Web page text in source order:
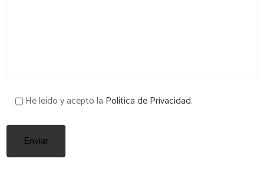
He leído y acepto la Política de Privacidad.